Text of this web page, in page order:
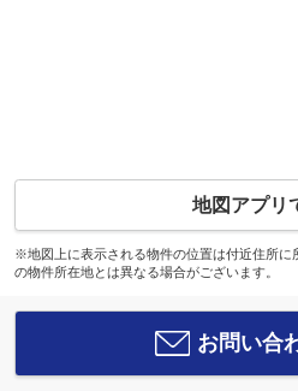
地図アプリ
※地図上に表示される物件の位置は付近住所に
の物件所在地とは異なる場合がございます。
お問い合